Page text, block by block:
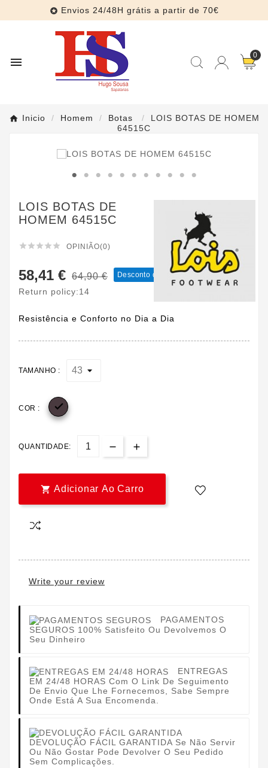
 Envios 24/48H grátis a partir de 70€

0
Inicio Homem Botas
LOIS BOTAS DE HOMEM
64515C
LOIS BOTAS DE
HOMEM 64515C
     OPINIÃO(0)
58,41 € 64,90 € Desconto de 10% COM IVA
Return policy:14
Resistência e Conforto no Dia a Dia
TAMANHO :
COR : 
QUANTIDADE:
 Adicionar Ao Carro
Write your review
PAGAMENTOS
SEGUROS 100% Satisfeito Ou Devolvemos O
Seu Dinheiro
ENTREGAS
EM 24/48 HORAS Com O Link De Seguimento
De Envio Que Lhe Fornecemos, Sabe Sempre
Onde Está A Sua Encomenda.
DEVOLUÇÃO FÁCIL GARANTIDA Se Não Servir
Ou Não Gostar Pode Devolver O Seu Pedido
Sem Complicações.